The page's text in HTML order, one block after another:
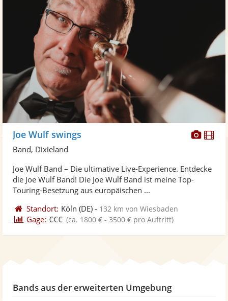
Fotos
Joe Wulf swings
Band, Dixieland
Joe Wulf Band – Die ultimative Live-Experience. Entdecke
die Joe Wulf Band! Die Joe Wulf Band ist meine Top-
Touring-Besetzung aus europäischen ...
Standort: Köln (DE) - 132 km von Wiesbaden
Gage: €€€ (ca. 1800 € - 3500 € pro Auftritt)
Bands aus der erweiterten Umgebung